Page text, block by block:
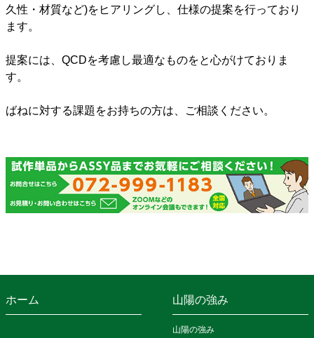
久性・材質など)をヒアリングし、仕様の提案を行っており
ます。
提案には、QCDを考慮し最適なものをと心がけておりま
す。
ばねに対する課題をお持ちの方は、ご相談ください。
ホーム 山陽の強み
山陽の強み